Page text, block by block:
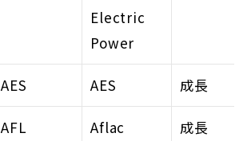
Electric
Power
AES AES 成長
AFL Aflac 成長